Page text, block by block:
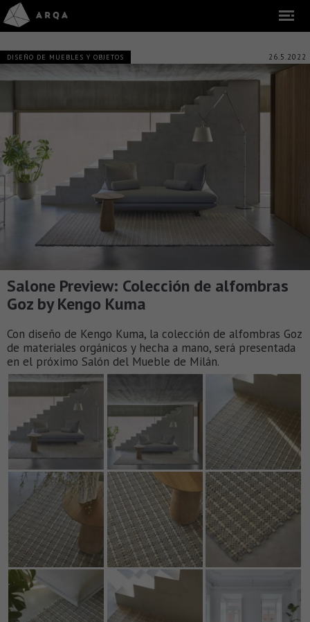
DISEÑO DE MUEBLES Y OBJETOS 26.5.2022
Salone Preview: Colección de alfombras
Goz by Kengo Kuma
Con diseño de Kengo Kuma, la colección de alfombras Goz
de materiales orgánicos y hecha a mano, será presentada
en el próximo Salón del Mueble de Milán.